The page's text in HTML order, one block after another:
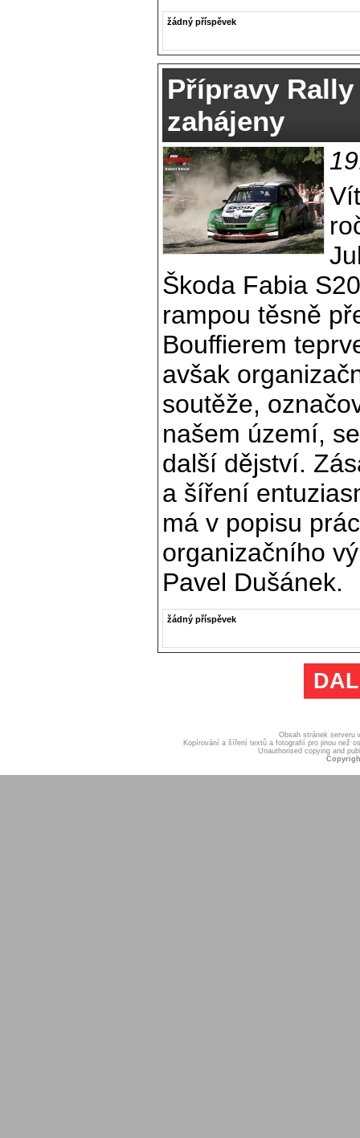
žádný příspěvek
Přípravy
zahájeny
Škoda Fabia
rampou těsně
Bouffierem
avšak
soutěže,
našem území,
další dějství.
a šíření
má v popisu
organizačního
Pavel Dušánek.
žádný příspěvek
Obsah stránek serveru
Kopírování a šíření textů a fotografií pro jinou než
Unauthorised copying and